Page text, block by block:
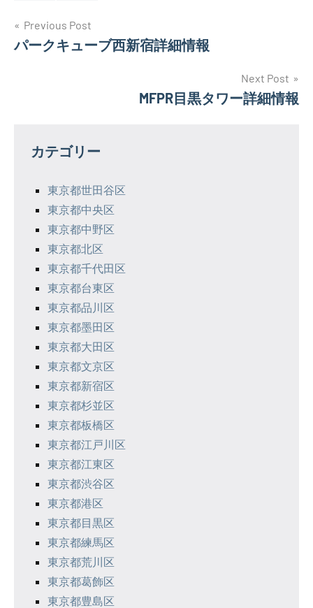
投
稿
ー
Previous Post
パークキューブ西新宿詳細情報
Next Post
MFPR目黒タワー詳細情報
カテゴリー
東京都世田谷区
東京都中央区
東京都中野区
東京都北区
東京都千代田区
東京都台東区
東京都品川区
東京都墨田区
東京都大田区
東京都文京区
東京都新宿区
東京都杉並区
東京都板橋区
東京都江戸川区
東京都江東区
東京都渋谷区
東京都港区
東京都目黒区
東京都練馬区
東京都荒川区
東京都葛飾区
東京都豊島区